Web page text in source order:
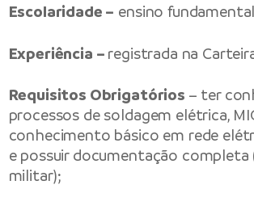
Escolaridade – ensino
Experiência – registrada na
Requisitos Obrigatórios – ter
processos de soldagem elétrica,
conhecimento básico em rede
e possuir documentação completa
militar);